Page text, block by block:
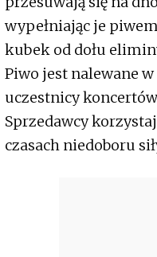
wypełniając je
kubek od dołu
Piwo jest nalewane
uczestnicy
Sprzedawcy
czasach niedoboru